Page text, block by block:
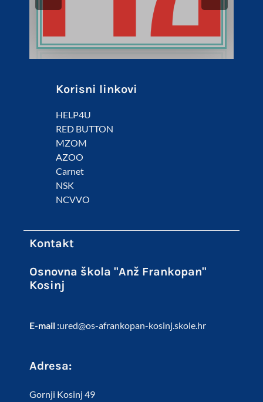
Korisni linkovi
HELP4U
RED BUTTON
MZOM
AZOO
Carnet
NSK
NCVVO
Kontakt
Osnovna škola "Anž Frankopan"
Kosinj
E-mail :ured@os-afrankopan-kosinj.skole.hr
Adresa:
Gornji Kosinj 49